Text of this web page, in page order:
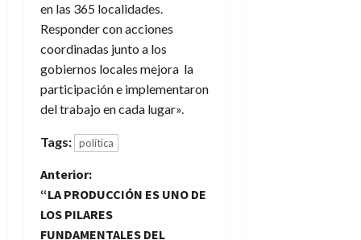
en las 365 localidades.
Responder con acciones
coordinadas junto a los
gobiernos locales mejora la
participación e implementaron
del trabajo en cada lugar».
Tags: política
N
a
Anterior:
“LA PRODUCCIÓN ES UNO DE
LOS PILARES
FUNDAMENTALES DEL